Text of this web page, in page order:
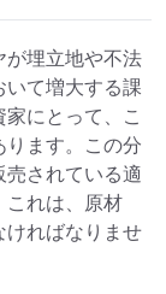
埋立地や不法
て増大する課
にとって、こ
ます。この分
されている適
これは、原材
ればなりませ